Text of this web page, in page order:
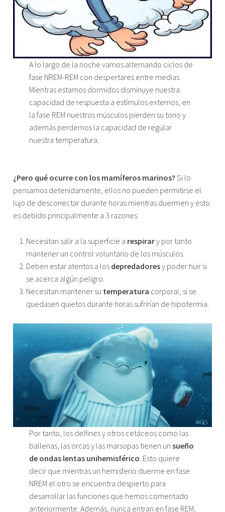
A lo largo de la noche vamos alternando ciclos de
fase NREM-REM con despertares entre medias.
Mientras estamos dormidos disminuye nuestra
capacidad de respuesta a estímulos externos, en
la fase REM nuestros músculos pierden su tono y
además perdemos la capacidad de regular
nuestra temperatura.
¿Pero qué ocurre con los mamíferos marinos?Si lo
pensamos detenidamente, ellos no pueden permitirse el
lujo de desconectar durante horas mientras duermen y esto
es debido principalmente a 3 razones:
Necesitan salir a la superficie a respirary por tanto
mantener un control voluntario de los músculos.
Deben estar atentos a los depredadoresy poder huir si
se acerca algún peligro.
Necesitan mantener su temperatura corporal, si se
quedasen quietos durante horas sufrirían de hipotermia.
Por tanto, los delfines y otros cetáceos como las
ballenas, las orcas y las marsopas tienen un sueño
de ondas lentas unihemisférico . Esto quiere
decir que mientras un hemisferio duerme en fase
NREM el otro se encuentra despierto para
desarrollar las funciones que hemos comentado
anteriormente. Además, nunca entran en fase REM,